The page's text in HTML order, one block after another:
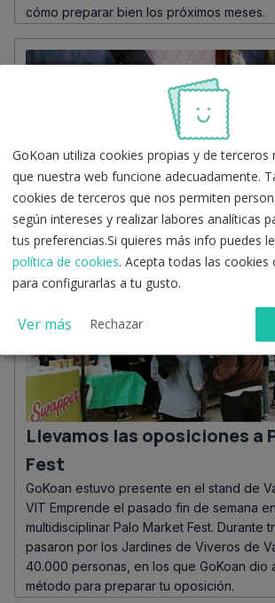
cómo preparar bien los próximos meses.
Las 5 cosas que no puedes
el examen de tu oposición
En este post te contamos qué cosas no
el examen de tu oposición, ¡que no se te
Llevamos las oposiciones a
Fest
GoKoan estuvo presente en el stand de
VIT Emprende el pasado fin de semana
multidisciplinar Palo Market Fest. Durante
pasaron por los Jardines de Viveros de
40.000 personas, en los que GoKoan dio
método para preparar tu oposición.
GoKoan utiliza cookies propias y de terceros
que nuestra web funcione adecuadamente.
cookies de terceros que nos permiten
según intereses y realizar labores analíticas
tus preferencias.Si quieres más info puedes
política de cookies. Acepta todas las cookies
para configurarlas a tu gusto.
Ver más Rechazar